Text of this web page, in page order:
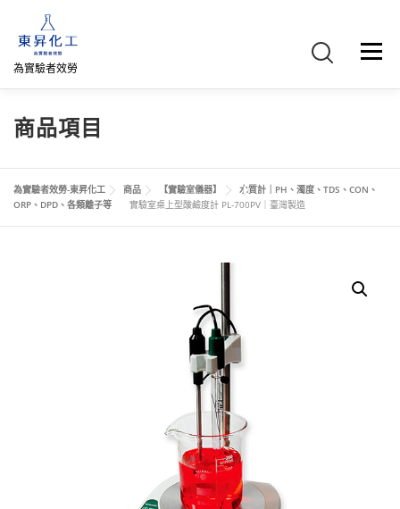
為實驗者效勞
選單
首頁 關於我們
網路商店 直購專區 詢價車、購物車/會員
商品項目
為實驗者效勞-東昇化工 商品 【實驗室儀器】
水質計｜PH、濁度、TDS、CON、
ORP、DPD、各類離子等
實驗室桌上型酸鹼度計 PL-700PV｜臺灣製造